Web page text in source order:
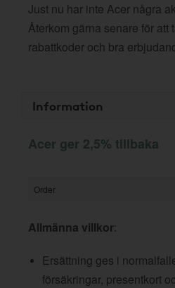
Just nu har inte Acer några
Återkom gärna senare för att
rabattkoder och bra
Information
Acer ger 2,5% tillbaka
Order
Allmänna villkor:
Ersättning ges i
försäkringar, presentkort